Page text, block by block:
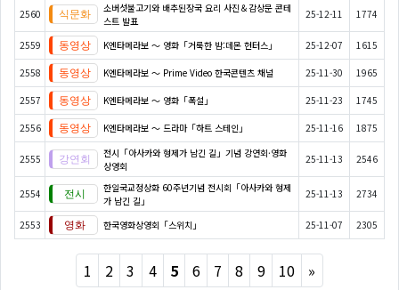
2560
소버섯불고기와 배추된장국 요리 사진＆감상문 콘테
스트 발표
25-12-11 1774
2559 K엔타메라보 ～ 영화「거룩한 밤:데몬 헌터스」 25-12-07 1615
2558 K엔타메라보 ～ Prime Video 한국콘텐츠 채널 25-11-30 1965
2557 K엔타메라보 ～ 영화「폭설」 25-11-23 1745
2556 K엔타메라보 ～ 드라마「하트 스테인」 25-11-16 1875
2555
전시「아사카와 형제가 남긴 길」기념 강연회·영화
상영회
25-11-13 2546
2554
한일국교정상화 60주년기념 전시회「아사카와 형제
가 남긴 길」
25-11-13 2734
2553 한국영화상영회「스위치」 25-11-07 2305
1 2 3 4 5 6 7 8 9 10 »